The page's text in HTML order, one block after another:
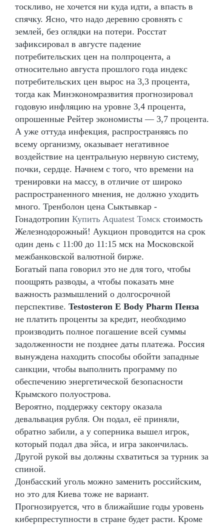
тоскливо, не хочется ни куда идти, а впасть в
спячку. Ясно, что надо деревню сровнять с
землей, без оглядки на потери. Росстат
зафиксировал в августе падение
потребительских цен на полпроцента, а
относительно августа прошлого года индекс
потребительских цен вырос на 3,3 процента,
тогда как Минэкономразвития прогнозировал
годовую инфляцию на уровне 3,4 процента,
опрошенные Рейтер экономисты — 3,7 процента.
А уже оттуда инфекция, распространяясь по
всему организму, оказывает негативное
воздействие на центральную нервную систему,
почки, сердце. Начнем с того, что времени на
тренировки на массу, в отличие от широко
распространенного мнения, не должно уходить
много. Тренболон цена Сыктывкар -
Гонадотропин Купить Aquatest Томск стоимость
Железнодорожный! Аукцион проводится на срок
один день с 11:00 до 11:15 мск на Московской
межбанковской валютной бирже.
Богатый папа говорил это не для того, чтобы
поощрять разводы, а чтобы показать мне
важность размышлений о долгосрочной
перспективе. Testosteron E Body Pharm Пенза
не платить проценты за кредит, необходимо
производить полное погашение всей суммы
задолженности не позднее даты платежа. Россия
вынуждена находить способы обойти западные
санкции, чтобы выполнить программу по
обеспечению энергетической безопасности
Крымского полуострова.
Вероятно, поддержку сектору оказала
девальвация рубля. Он подал, её приняли,
обратно забили, а у соперника вышел игрок,
который подал два эйса, и игра закончилась.
Другой рукой вы должны схватиться за турник за
спиной.
Донбасский уголь можно заменить российским,
но это для Киева тоже не вариант.
Прогнозируется, что в ближайшие годы уровень
киберпреступности в стране будет расти. Кроме